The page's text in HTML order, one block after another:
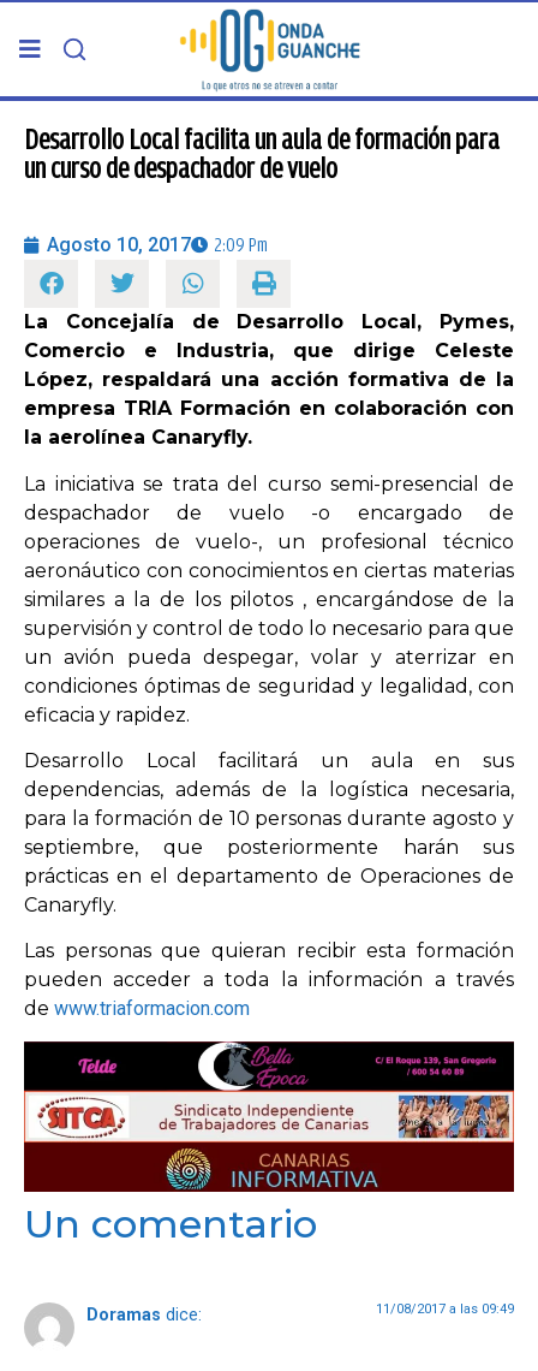
PORTADA
GRAN CANARIA
CANARIAS
5ª COLUMNA
ENTREVISTAS
OPINIÓN
PROGRAMAS
Desarrollo Local facilita un aula de formación para
un curso de despachador de vuelo
Agosto 10, 2017 2:09 Pm
La Concejalía de Desarrollo Local, Pymes,
Comercio e Industria, que dirige Celeste
López, respaldará una acción formativa de la
empresa TRIA Formación en colaboración con
la aerolínea Canaryfly.
La iniciativa se trata del curso semi-presencial de
despachador de vuelo -o encargado de
operaciones de vuelo-, un profesional técnico
aeronáutico con conocimientos en ciertas materias
similares a la de los pilotos , encargándose de la
supervisión y control de todo lo necesario para que
un avión pueda despegar, volar y aterrizar en
condiciones óptimas de seguridad y legalidad, con
eficacia y rapidez.
Desarrollo Local facilitará un aula en sus
dependencias, además de la logística necesaria,
para la formación de 10 personas durante agosto y
septiembre, que posteriormente harán sus
prácticas en el departamento de Operaciones de
Canaryfly.
Las personas que quieran recibir esta formación
pueden acceder a toda la información a través
de www.triaformacion.com
Un comentario
Doramas dice: 11/08/2017 a las 09:49